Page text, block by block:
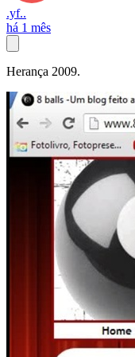
.yf..
há 1 mês
Herança 2009.